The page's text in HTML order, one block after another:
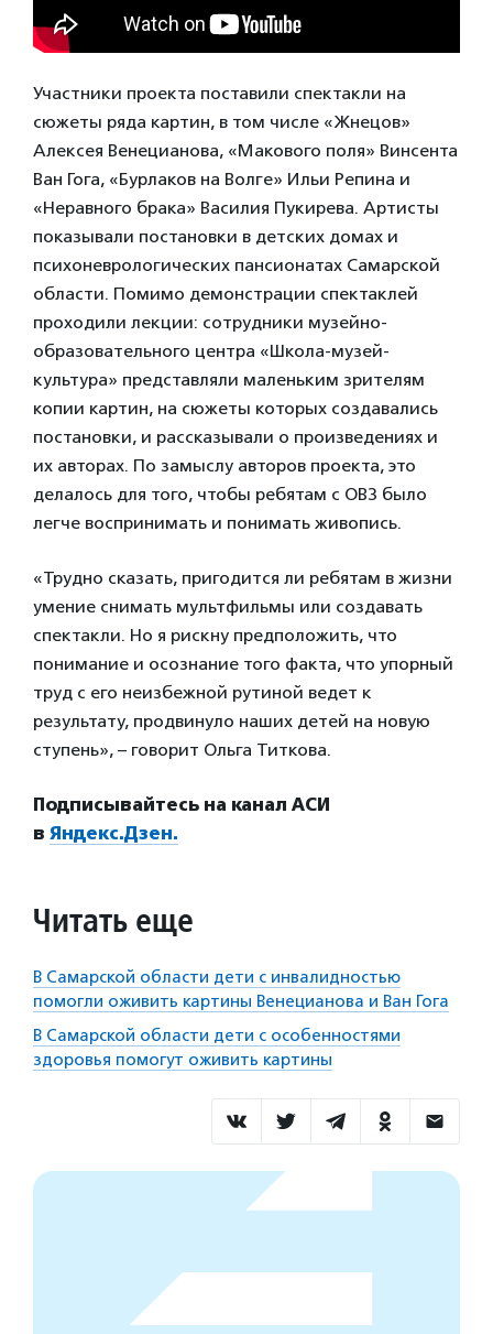
Участники проекта поставили спектакли на
сюжеты ряда картин, в том числе «Жнецов»
Алексея Венецианова, «Макового поля» Винсента
Ван Гога, «Бурлаков на Волге» Ильи Репина и
«Неравного брака» Василия Пукирева. Артисты
показывали постановки в детских домах и
психоневрологических пансионатах Самарской
области. Помимо демонстрации спектаклей
проходили лекции: сотрудники музейно-
образовательного центра «Школа-музей-
культура» представляли маленьким зрителям
копии картин, на сюжеты которых создавались
постановки, и рассказывали о произведениях и
их авторах. По замыслу авторов проекта, это
делалось для того, чтобы ребятам с ОВЗ было
легче воспринимать и понимать живопись.
«Трудно сказать, пригодится ли ребятам в жизни
умение снимать мультфильмы или создавать
спектакли. Но я рискну предположить, что
понимание и осознание того факта, что упорный
труд с его неизбежной рутиной ведет к
результату, продвинуло наших детей на новую
ступень», – говорит Ольга Титкова.
Подписывайтесь на канал АСИ
в Яндекс.Дзен.
Читать еще
В Самарской области дети с инвалидностью
помогли оживить картины Венецианова и Ван Гога
В Самарской области дети с особенностями
здоровья помогут оживить картины